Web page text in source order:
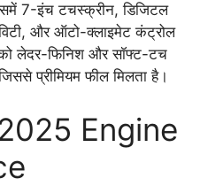
7-इंच टचस्क्रीन, डिजिटल
और ऑटो-क्लाइमेट कंट्रोल
लेदर-फिनिश और सॉफ्ट-टच
प्रीमियम फील मिलता है।
Engine